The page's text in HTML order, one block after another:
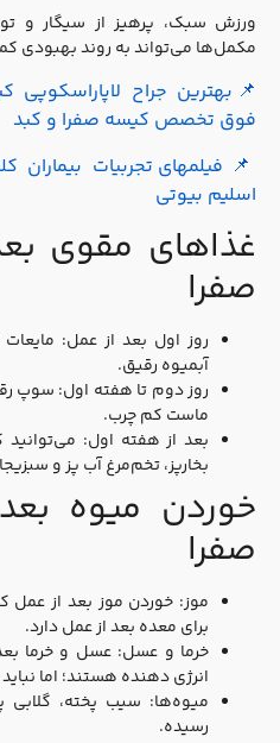
ورزش سبک، پرهیز از سیگار و
مکمل‌ها می‌تواند به روند بهبودی کمک
📌بهترین جراح لاپاراسکوپی
فوق تخصص کیسه صفرا و کبد
فیلمهای تجربیات بیماران
اسلیم بیوتی
غذاهای مقوی
صفرا
روز اول بعد از عمل: مایعات
آبمیوه رقیق.
روز دوم تا هفته اول: سوپ
ماست کم‌ چرب.
بعد از هفته اول: می‌توانید
بخارپز، تخم‌مرغ آب‌ پز و
خوردن میوه
صفرا
موز: خوردن موز بعد از عمل
برای معده بعد از عمل دارد.
خرما و عسل: عسل و خرما بعد
انرژی‌ دهنده هستند؛ اما نباید
میوه‌ها: سیب پخته، گلابی
رسیده.